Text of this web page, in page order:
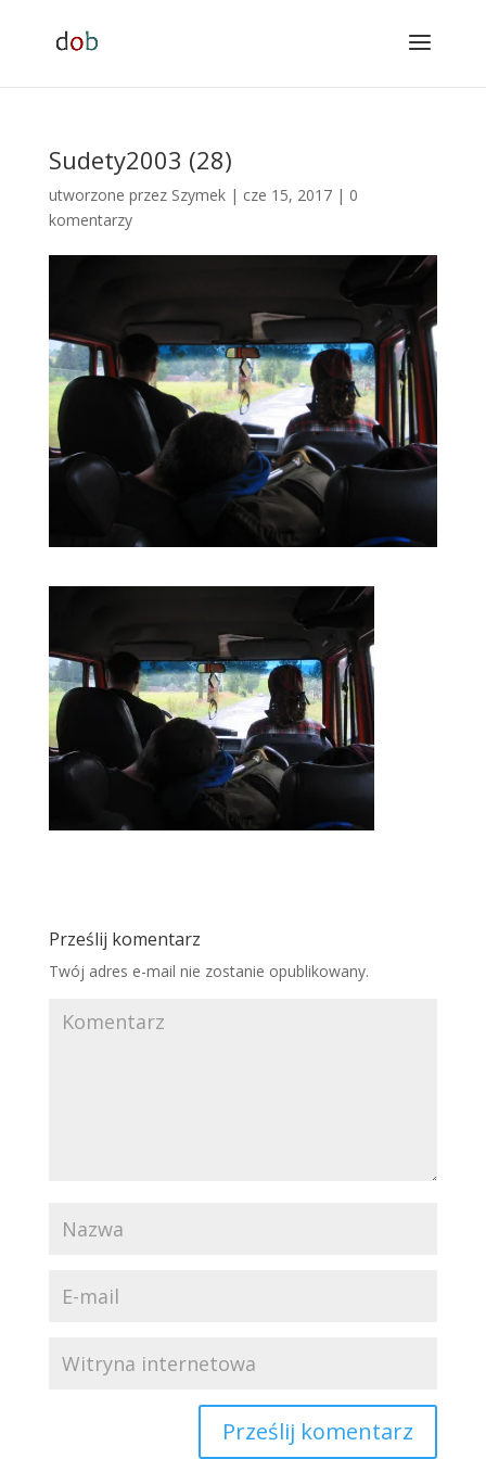
Sudety2003 (28)
utworzone przez Szymek| cze 15, 2017| 0
komentarzy
Prześlij komentarz
Twój adres e-mail nie zostanie opublikowany.